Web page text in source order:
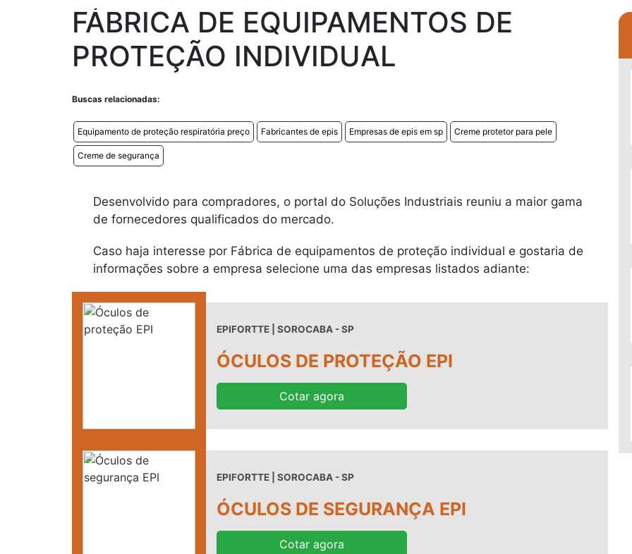
FÁBRICA DE EQUIPAMENTOS DE
PROTEÇÃO INDIVIDUAL
Buscas relacionadas:
Equipamento de proteção respiratória preço Fabricantes de epis Empresas de epis em sp Creme protetor para pele
Creme de segurança
Desenvolvido para compradores, o portal do Soluções Industriais reuniu a maior gama
de fornecedores qualificados do mercado.
Caso haja interesse por Fábrica de equipamentos de proteção individual e gostaria de
informações sobre a empresa selecione uma das empresas listados adiante:
EPIFORTTE | SOROCABA - SP
ÓCULOS DE PROTEÇÃO EPI
Cotar agora
EPIFORTTE | SOROCABA - SP
ÓCULOS DE SEGURANÇA EPI
Cotar agora